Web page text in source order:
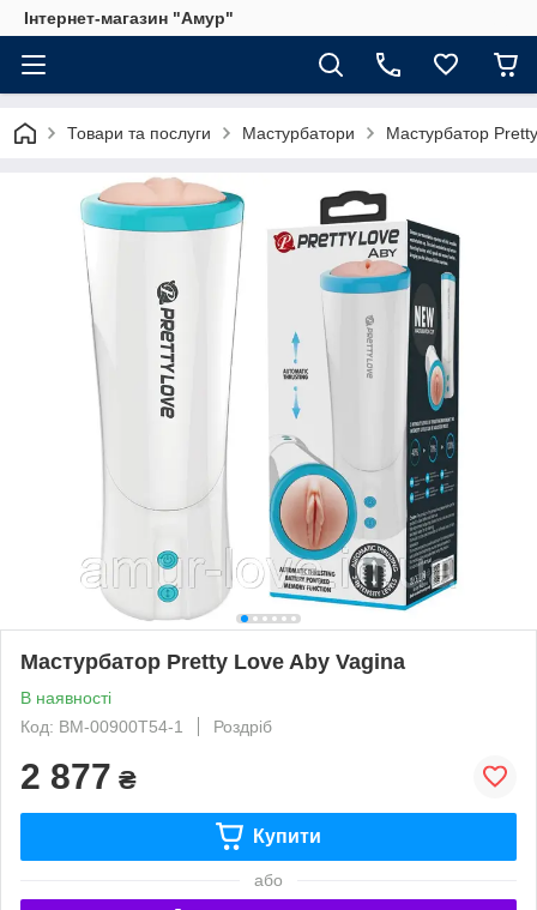
Інтернет-магазин "Амур"
Товари та послуги Мастурбатори Мастурбатор
Мастурбатор Pretty Love Aby Vagina
В наявності
Код: BM-00900T54-1
Роздріб
2 877 ₴
Купити
або